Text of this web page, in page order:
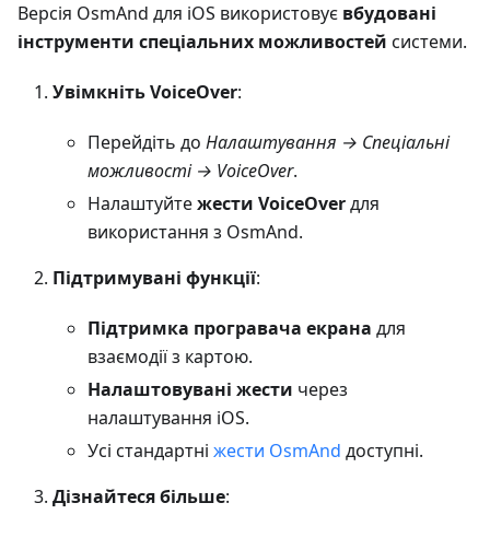
Версія OsmAnd для iOS використовує вбудовані
інструменти спеціальних можливостей системи.
Увімкніть VoiceOver:
Перейдіть до Налаштування → Спеціальні
можливості → VoiceOver.
Налаштуйтежести VoiceOverдля
використання з OsmAnd.
Підтримувані функції:
Підтримка програвача екрана для
взаємодії з картою.
Налаштовувані жести через
налаштування iOS.
Усі стандартні жести OsmAnd доступні.
Дізнайтеся більше: